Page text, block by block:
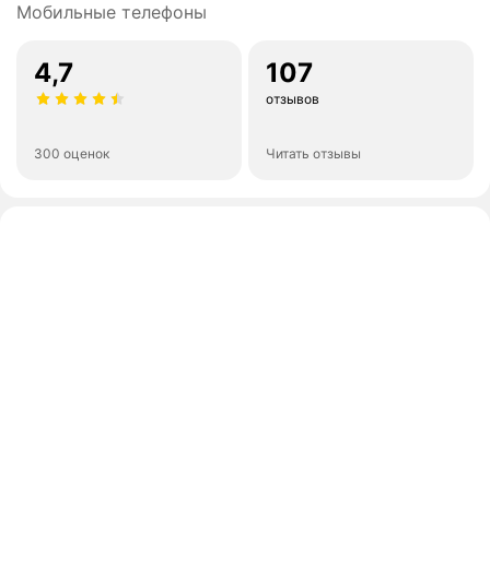
Мобильные телефоны
4,7
300 оценок
107
отзывов
Читать отзывы